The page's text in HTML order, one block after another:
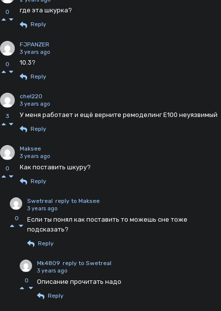
0 где эта шкурка?
Reply
0
FJPANZER
3 years ago
10.3?
Reply
3
chel220
3 years ago
У меня работает и ещё верните ремоделинг E100 неуязвимый
Reply
0
Maksee
3 years ago
Как поставить шкуру?
Reply
0
Swetreal reply to Maksee
3 years ago
Если ты понял как поставить то можешь сне тоже
подсказать?
Reply
0
Mk4809 reply to Swetreal
3 years ago
Описание прочитать надо
Reply